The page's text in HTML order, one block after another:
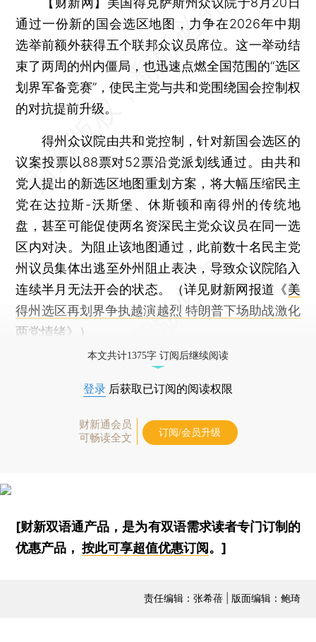
通过一份新的国会选区地图，力争在2026年中期
选举前额外获得五个联邦众议员席位。这一举动结
束了两周的州内僵局，也迅速点燃全国范围的“选区
划界军备竞赛”，使民主党与共和党围绕国会控制权
的对抗提前升级。
得州众议院由共和党控制，针对新国会选区的
议案投票以88票对52票沿党派划线通过。由共和
党人提出的新选区地图重划方案，将大幅压缩民主
党在达拉斯-沃斯堡、休斯顿和南得州的传统地
盘，甚至可能促使两名资深民主党众议员在同一选
区内对决。为阻止该地图通过，此前数十名民主党
州议员集体出逃至外州阻止表决，导致众议院陷入
连续半月无法开会的状态。（详见财新网报道《美
得州选区再划界争执越演越烈 特朗普下场助战激化
两党情绪》）
本文共计1375字 订阅后继续阅读
登录 后获取已订阅的阅读权限
财新通会员
可畅读全文
订阅/会员升级
[财新双语通产品，是为有双语需求读者专门订制的
优惠产品，按此可享超值优惠订阅 。]
责任编辑：张希蓓 | 版面编辑：鲍琦